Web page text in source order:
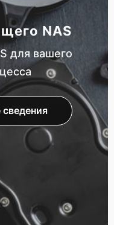
NAS
для вашего